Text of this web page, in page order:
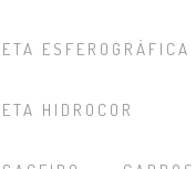
ESFEROGRÁFICA
HIDROCOR